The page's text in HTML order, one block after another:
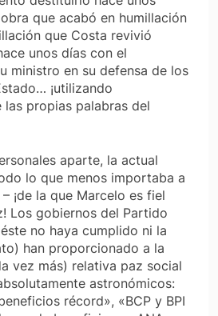
que acabó en humillación
que Costa revivió
unos días con el
ministro en su defensa de los
¡utilizando
propias palabras del
aparte, la actual
lo que menos importaba a
¡de la que Marcelo es fiel
Los gobiernos del Partido
no haya cumplido ni la
han proporcionado a la
vez más) relativa paz social
astronómicos:
récord», «BCP y BPI